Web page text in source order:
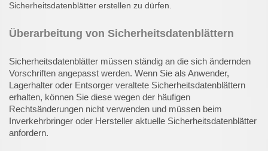
Sicherheitsdatenblätter erstellen zu dürfen.
Überarbeitung von Sicherheitsdatenblättern
Sicherheitsdatenblätter müssen ständig an die sich ändernden
Vorschriften angepasst werden. Wenn Sie als Anwender,
Lagerhalter oder Entsorger veraltete Sicherheitsdatenblättern
erhalten, können Sie diese wegen der häufigen
Rechtsänderungen nicht verwenden und müssen beim
Inverkehrbringer oder Hersteller aktuelle Sicherheitsdatenblätter
anfordern.